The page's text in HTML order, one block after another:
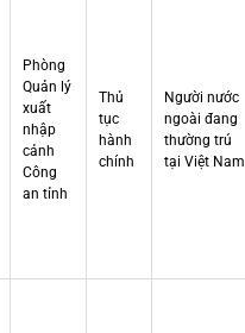
Phòng
Quản lý
xuất
nhập
cảnh
Công
an tỉnh
Thủ
tục
hành
chính
Người nước
ngoài đang
thường trú
tại Việt Nam